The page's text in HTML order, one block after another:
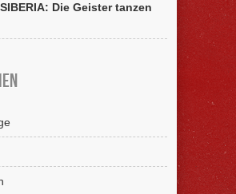
Die Geister tanzen